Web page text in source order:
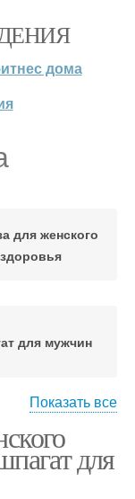
дома
для женского
здоровья
для мужчин
Показать все
для